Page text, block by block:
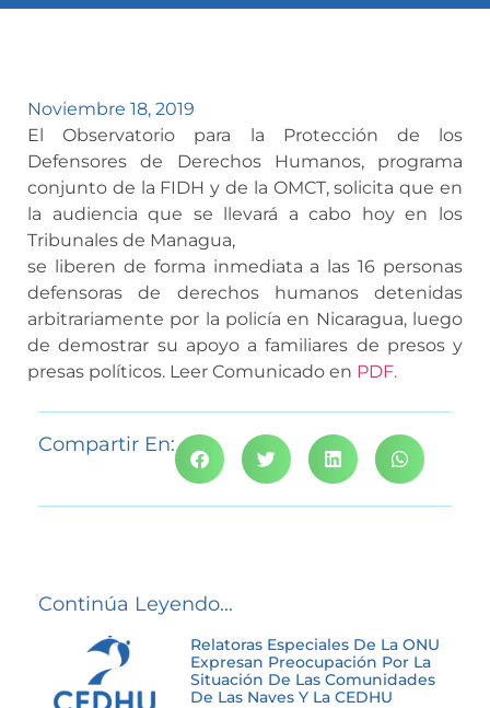
Noviembre 18, 2019
El Observatorio para la Protección de los
Defensores de Derechos Humanos, programa
conjunto de la FIDH y de la OMCT, solicita que en
la audiencia que se llevará a cabo hoy en los
Tribunales de Managua,
se liberen de forma inmediata a las 16 personas
defensoras de derechos humanos detenidas
arbitrariamente por la policía en Nicaragua, luego
de demostrar su apoyo a familiares de presos y
presas políticos. Leer Comunicado en PDF.
Compartir En:
Continúa Leyendo...
Relatoras Especiales De La ONU
Expresan Preocupación Por La
Situación De Las Comunidades
De Las Naves Y La CEDHU